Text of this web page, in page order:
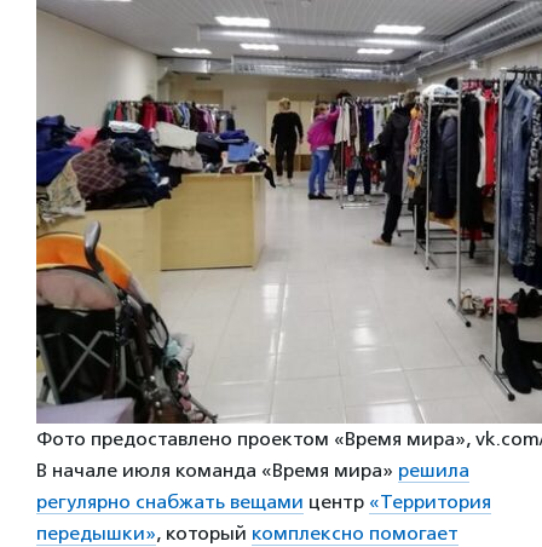
Фото предоставлено проектом «Время мира»,
В начале июля команда «Время мира» решила
регулярно снабжать вещами центр «Территория
передышки», который комплексно помогает